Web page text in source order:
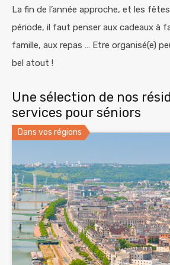
La fin de l’année approche, et les
période, il faut penser aux cadeaux à
famille, aux repas … Etre organisé(e)
bel atout !
Une sélection de nos
services pour séniors
Dans vos régions